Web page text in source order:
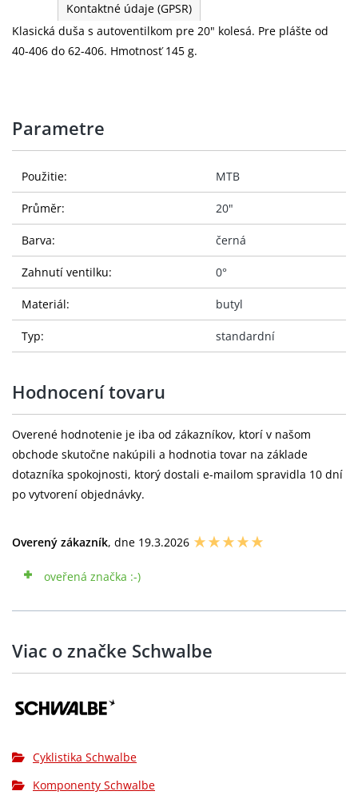
Kontaktné údaje (GPSR)
Klasická duša s autoventilkom pre 20" kolesá. Pre plášte od
40-406 do 62-406. Hmotnosť 145 g.
Parametre
Použitie: MTB
Průměr: 20"
Barva: černá
Zahnutí ventilku: 0°
Materiál: butyl
Typ: standardní
Hodnocení tovaru
Overené hodnotenie je iba od zákazníkov, ktorí v našom
obchode skutočne nakúpili a hodnotia tovar na základe
dotazníka spokojnosti, ktorý dostali e-mailom spravidla 10 dní
po vytvorení objednávky.
Overený zákazník, dne 19.3.2026
oveřená značka :-)
Viac o značke Schwalbe
Cyklistika Schwalbe
Komponenty Schwalbe